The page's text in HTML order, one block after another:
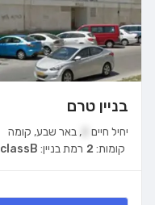
בניין טרם
יחיל חיים , באר שבע, קומה
רמת בניין: classB קומות: 2